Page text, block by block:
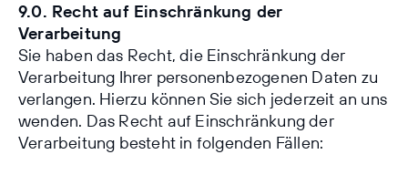
9.0. Recht auf Einschränkung der
Verarbeitung
Sie haben das Recht, die Einschränkung der
Verarbeitung Ihrer personenbezogenen Daten zu
verlangen. Hierzu können Sie sich jederzeit an uns
wenden. Das Recht auf Einschränkung der
Verarbeitung besteht in folgenden Fällen: